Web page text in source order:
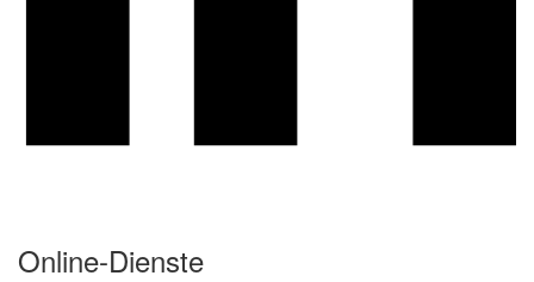
Online-Dienste